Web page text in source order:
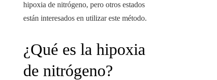
hipoxia de nitrógeno, pero otros estados
están interesados ​​en utilizar este método.
¿Qué es la hipoxia
de nitrógeno?